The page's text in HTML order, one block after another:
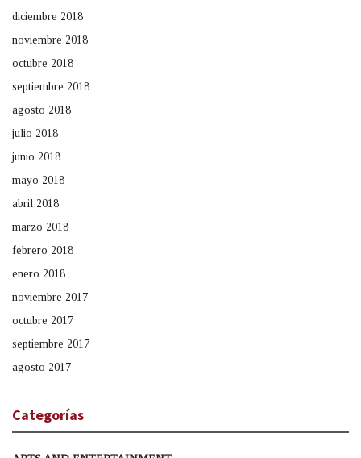
diciembre 2018
noviembre 2018
octubre 2018
septiembre 2018
agosto 2018
julio 2018
junio 2018
mayo 2018
abril 2018
marzo 2018
febrero 2018
enero 2018
noviembre 2017
octubre 2017
septiembre 2017
agosto 2017
Categorías